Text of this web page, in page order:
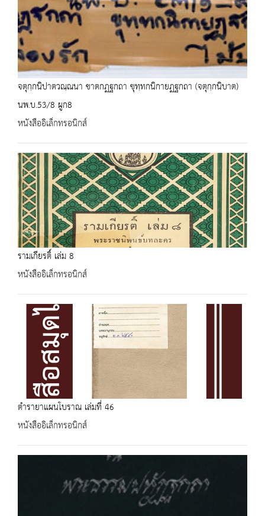
จตุกฺกนิปาตวณฺณนา ชาตกฏฐกถา ขุทฺทกนิกายฏฐกถา (จตุกฺกนิบาต)
นพ.บ.53/8 ผูก8
หนังสืออิเล็กทรอนิกส์
รามเกียรติ์ เล่ม 8
หนังสืออิเล็กทรอนิกส์
ตำรายาแผนโบราณ เล่มที่ 46
หนังสืออิเล็กทรอนิกส์